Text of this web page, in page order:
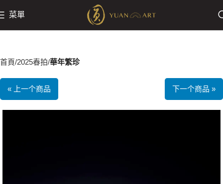
菜單
首頁 2025春拍 華年繁珍
« 上一个商品 下一个商品 »